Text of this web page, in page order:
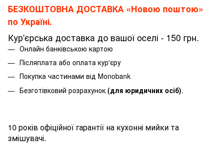
БЕЗКОШТОВНА ДОСТАВКА «Новою поштою»
по Україні.
Кур'єрська доставка до вашої оселі - 150 грн.
Онлайн банківською картою
Післяплата або оплата кур'єру
Покупка частинами від Monobank
Безготівковий розрахунок (для юридичних осіб).
10 років офіційної гарантії на кухонні мийки та
змішувачі.